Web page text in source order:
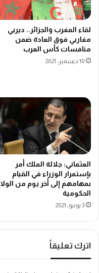
لقاء المغرب والجزائر.. ديربي
مغاربي فوق العادة ضمن
منافسات كأس العرب
10 ديسمبر، 2021
العثماني: جلالة الملك أمر
بإستمرار الوزراء في القيام
بمهامهم إلى أخر يوم من
الحكومية
3 يونيو، 2021
اترك تعليقاً